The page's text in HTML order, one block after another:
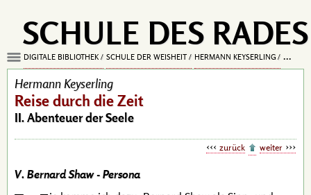
SCHULE DES RADES
DIGITALE BIBLIOTHEK SCHULE DER WEISHEIT HERMANN KEYSERLING REISE
Hermann Keyserling
Reise durch die Zeit
II. Abenteuer der Seele
zurück weiter
V. Bernard Shaw - Persona